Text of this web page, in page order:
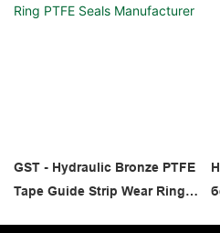
GST - Hydraulic Bronze PTFE
Tape Guide Strip Wear Ring